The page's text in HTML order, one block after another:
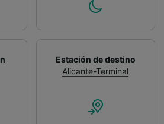
Estación de destino
Alicante-Terminal